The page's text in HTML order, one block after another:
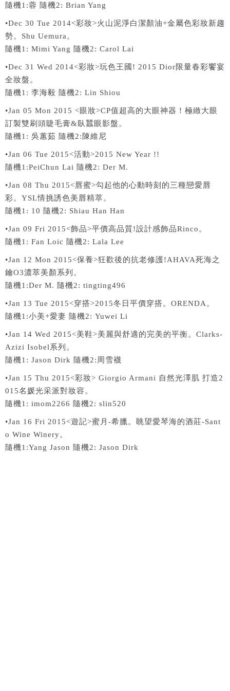
隨機1:蓉 隨機2: Brian Yang
•Dec 30 Tue 2014<彩妝>火山泥淨白潔顏油+金屬色彩妝新趨
勢。Shu Uemura。
隨機1: Mimi Yang 隨機2: Carol Lai
•Dec 31 Wed 2014<彩妝>玩色王國! 2015 Dior限量春彩饗宴
全妝盤。
隨機1: 李海毅 隨機2: Lin Shiou
•Jan 05 Mon 2015 <眼妝>CP值超高的大眼神器！極緻大眼
訂製雙刷頭睫毛膏&臥蠶眼影盤。
隨機1: 吳蕙茹 隨機2:陳維尼
•Jan 06 Tue 2015<活動>2015 New Year !!
隨機1:PeiChun Lai 隨機2: Der M.
•Jan 08 Thu 2015<唇蜜>勾起他的心動時刻的三種戀愛唇
彩。YSL情挑誘色美唇精萃。
隨機1: 10 隨機2: Shiau Han Han
•Jan 09 Fri 2015<飾品>平價高品質!設計感飾品Rinco。
隨機1: Fan Loic 隨機2: Lala Lee
•Jan 12 Mon 2015<保養>狂歡後的抗老修護!AHAVA死海之
鑰O3濃萃美顏系列。
隨機1:Der M. 隨機2: tingting496
•Jan 13 Tue 2015<穿搭>2015冬日平價穿搭。ORENDA。
隨機1:小美+愛妻 隨機2: Yuwei Li
•Jan 14 Wed 2015<美鞋>美麗與舒適的完美的平衡。Clarks-
Azizi Isobel系列。
隨機1: Jason Dirk 隨機2:周雪襪
•Jan 15 Thu 2015<彩妝> Giorgio Armani 自然光澤肌 打造2
015名媛光采派對妝容。
隨機1: imom2266 隨機2: slin520
•Jan 16 Fri 2015<遊記>蜜月-希臘。眺望愛琴海的酒莊-Sant
o Wine Winery。
隨機1:Yang Jason 隨機2: Jason Dirk